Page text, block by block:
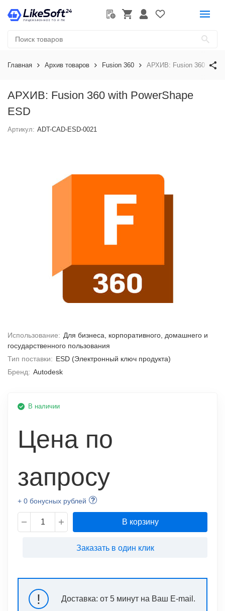
Главная Архив товаров Fusion 360 АРХИВ: Fusion 360 with
АРХИВ: Fusion 360 with PowerShape
ESD
Артикул: ADT-CAD-ESD-0021
Использование: Для бизнеса, корпоративного, домашнего и
государственного пользования
Тип поставки: ESD (Электронный ключ продукта)
Бренд: Autodesk
В наличии
Цена по
запросу
+ 0 бонусных рублей
В корзину
Заказать в один клик
! Доставка: от 5 минут на Ваш E-mail.